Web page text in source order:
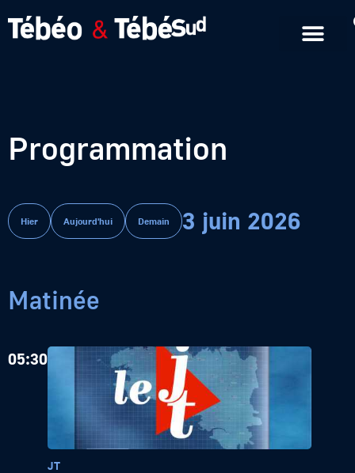
Programmation
Hier Aujourd'hui Demain 3 juin 2026
Matinée
05:30
JT